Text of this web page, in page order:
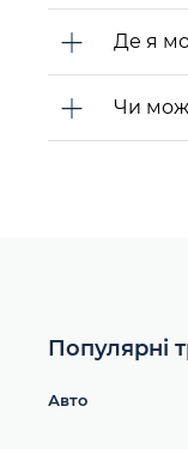
Де я
Чи
Популярні
Авто